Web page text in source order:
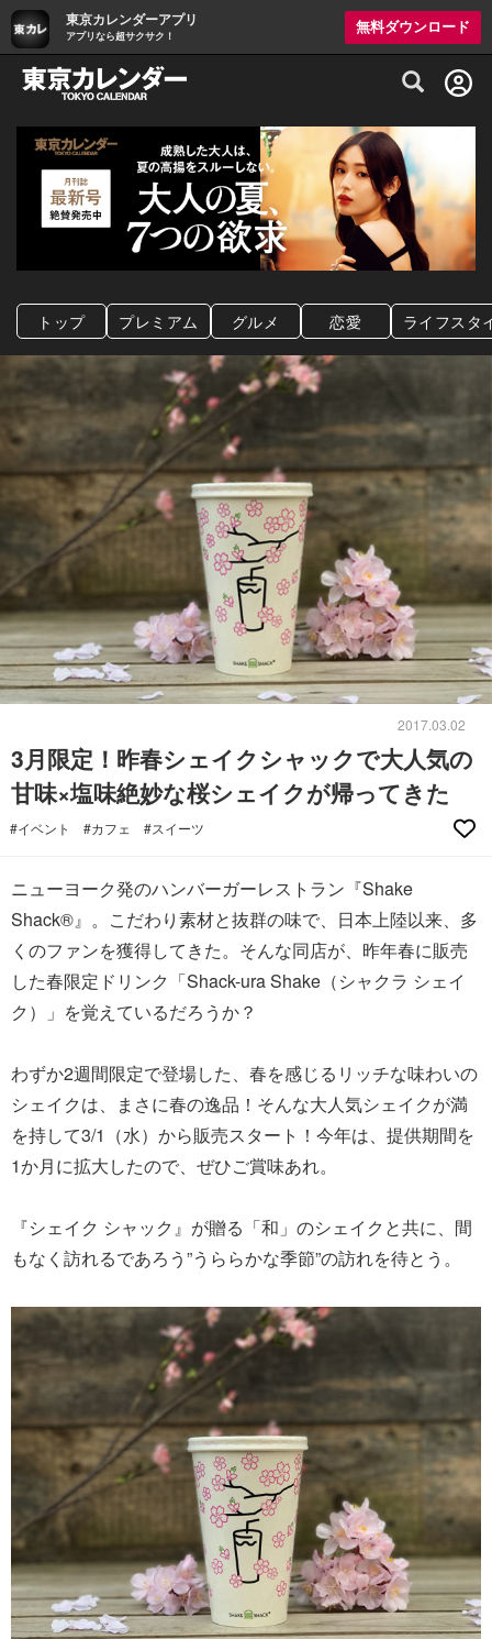
東京カレンダーアプリ
アプリなら超サクサク！
無料ダウンロード
グルメ情報・プレミアムレストラン予約
トップ プレミアム グルメ 恋愛 ライフスタ
2017.03.02
3月限定！昨春シェイクシャックで大人気の
甘味×塩味絶妙な桜シェイクが帰ってきた
#イベント #カフェ #スイーツ
ニューヨーク発のハンバーガーレストラン『Shake
Shack®』。こだわり素材と抜群の味で、日本上陸以来、多
くのファンを獲得してきた。そんな同店が、昨年春に販売
した春限定ドリンク「Shack-ura Shake（シャクラ シェイ
ク）」を覚えているだろうか？
わずか2週間限定で登場した、春を感じるリッチな味わいの
シェイクは、まさに春の逸品！そんな大人気シェイクが満
を持して3/1（水）から販売スタート！今年は、提供期間を
1か月に拡大したので、ぜひご賞味あれ。
『シェイク シャック』が贈る「和」のシェイクと共に、間
もなく訪れるであろう”うららかな季節”の訪れを待とう。